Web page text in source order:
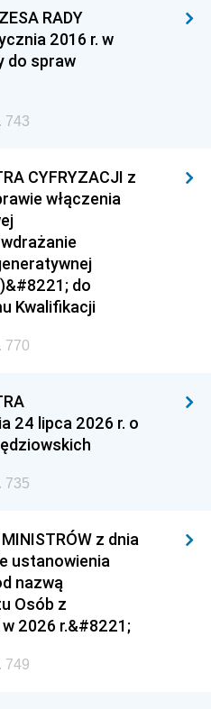
RADY
2016 r. w
do spraw
743
CYFRYZACJI z
włączenia
do
Kwalifikacji
770
24 lipca 2026 r. o
735
z dnia
ustanowienia
nazwą
Osób z
2026 r.&#8221;
749